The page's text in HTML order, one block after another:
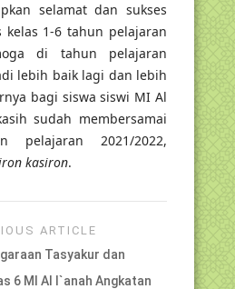
selamat dan sukses
kelas 1-6 tahun pelajaran
di tahun pelajaran
lebih baik lagi dan lebih
bagi siswa siswi MI Al
sudah membersamai
2021/2022,
kasiron.
ARTICLE
Tasyakur dan
6 MI Al I`anah Angkatan